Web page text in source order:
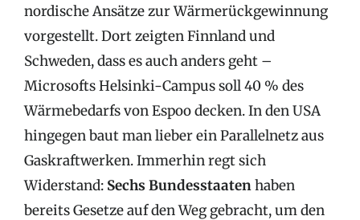
nordische Ansätze zur Wärmerückgewinnung
vorgestellt. Dort zeigten Finnland und
Schweden, dass es auch anders geht –
Microsofts Helsinki-Campus soll 40 % des
Wärmebedarfs von Espoo decken. In den USA
hingegen baut man lieber ein Parallelnetz aus
Gaskraftwerken. Immerhin regt sich
Widerstand: Sechs Bundesstaatenhaben
bereits Gesetze auf den Weg gebracht, um den